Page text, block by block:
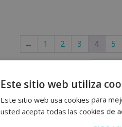
← 1 2 3 4 5
Este sitio web utiliza
Este sitio web usa cookies para
usted acepta todas las cookies de